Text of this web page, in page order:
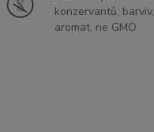
konzervantů, barviv,
aromat, ne GMO